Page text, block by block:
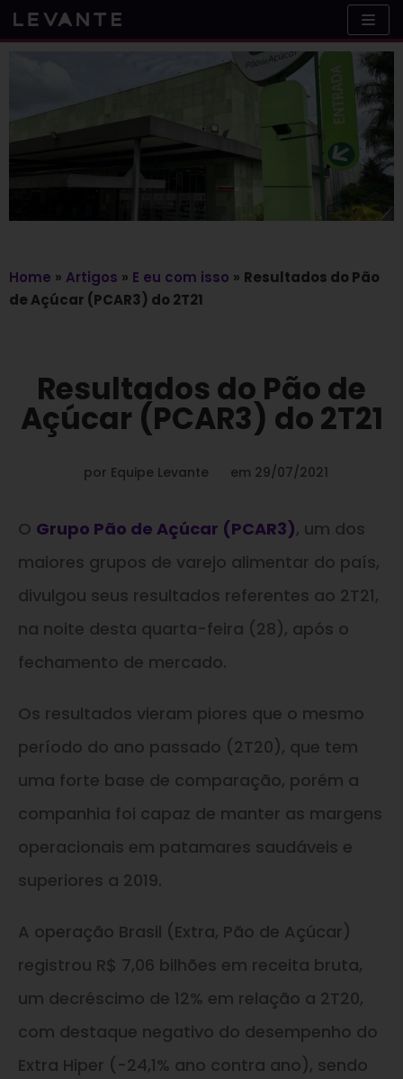
Skip
to
Home » Artigos » E eu com isso » Resultados do Pão
de Açúcar (PCAR3) do 2T21
Resultados do Pão de
Açúcar (PCAR3) do 2T21
por Equipe Levante em 29/07/2021
O Grupo Pão de Açúcar (PCAR3), um dos
maiores grupos de varejo alimentar do país,
divulgou seus resultados referentes ao 2T21,
na noite desta quarta-feira (28), após o
fechamento de mercado.
Os resultados vieram piores que o mesmo
período do ano passado (2T20), que tem
uma forte base de comparação, porém a
companhia foi capaz de manter as margens
operacionais em patamares saudáveis e
superiores a 2019.
A operação Brasil (Extra, Pão de Açúcar)
registrou R$ 7,06 bilhões em receita bruta,
um decréscimo de 12% em relação a 2T20,
com destaque negativo do desempenho do
Extra Hiper (-24,1% ano contra ano), sendo